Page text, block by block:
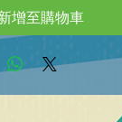
增至購物車